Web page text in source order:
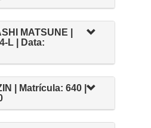
MATSUNE |
L | Data:
| Matrícula: 640 |